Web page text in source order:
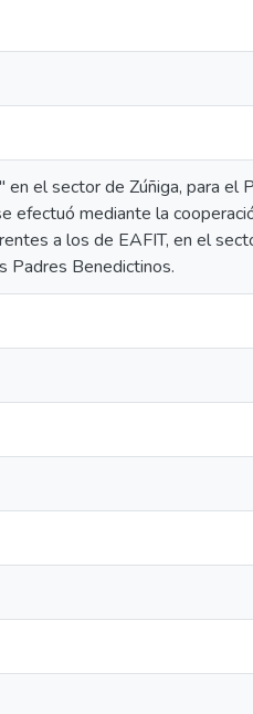
el sector de Zúñiga, para el
mediante la
a los de EAFIT, en el
Padres Benedictinos.